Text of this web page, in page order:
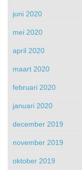
juni 2020
mei 2020
april 2020
maart 2020
februari 2020
januari 2020
december 2019
november 2019
oktober 2019